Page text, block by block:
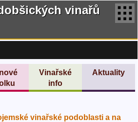
vinařů
Vinařské
info
Aktuality
vinařské podoblasti a na